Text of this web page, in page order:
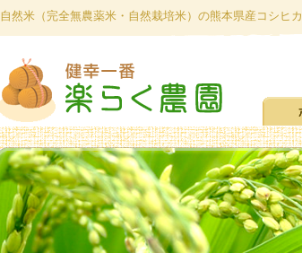
自然米（完全無農薬米・自然栽培米）の熊本県産コシヒ